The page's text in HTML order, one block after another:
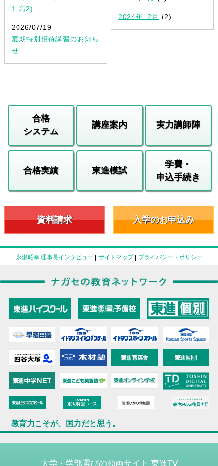
1 高2)
2026/07/19
夏期特別招待講習のお知ら
せ
2024年12月 (2)
合格
システム
講座案内 実力講師陣
合格実績 東進模試
学費・
申込手続き
資料請求 入学のお申込み
永瀬昭幸 理事長インタビュー | サイトマップ| プライバシー・ポリシー
教育力こそが、国力だと思う。
大学・学部選びの動画サイト 東進TV